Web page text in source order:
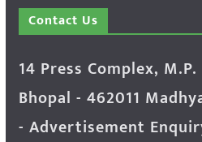
Contact Us
14 Press Complex,
Bhopal - 462011
- Advertisement